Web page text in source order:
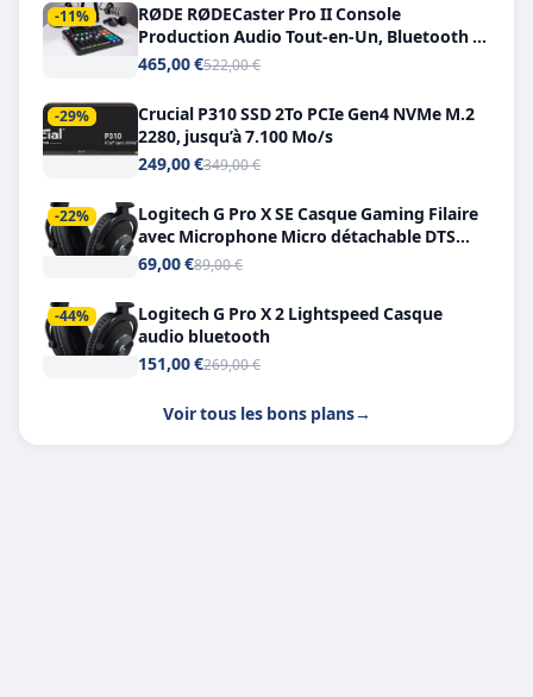
-11%
RØDE RØDECaster Pro II Console
Production Audio Tout-en-Un, Bluetooth et
Double USB-C
465,00 €522,00 €
-29%
Crucial P310 SSD 2To PCIe Gen4 NVMe M.2
2280, jusqu’à 7.100 Mo/s
249,00 €349,00 €
-22%
Logitech G Pro X SE Casque Gaming Filaire
avec Microphone Micro détachable DTS
Headphone X 7.1
69,00 €89,00 €
-44%
Logitech G Pro X 2 Lightspeed Casque
audio bluetooth
151,00 €269,00 €
Voir tous les bons plans→